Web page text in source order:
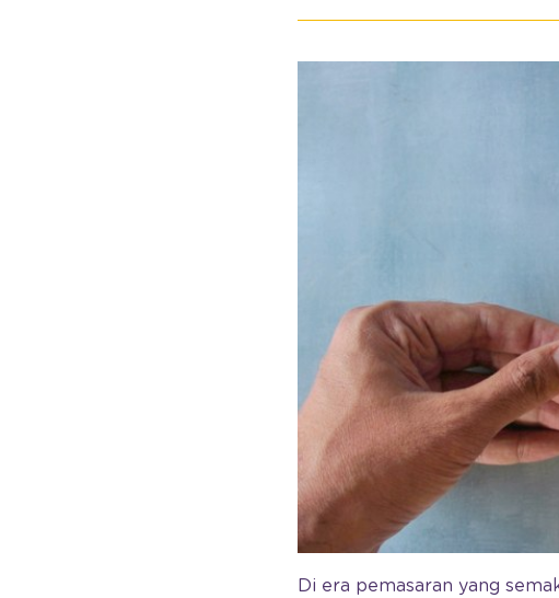
Di era pemasaran yang